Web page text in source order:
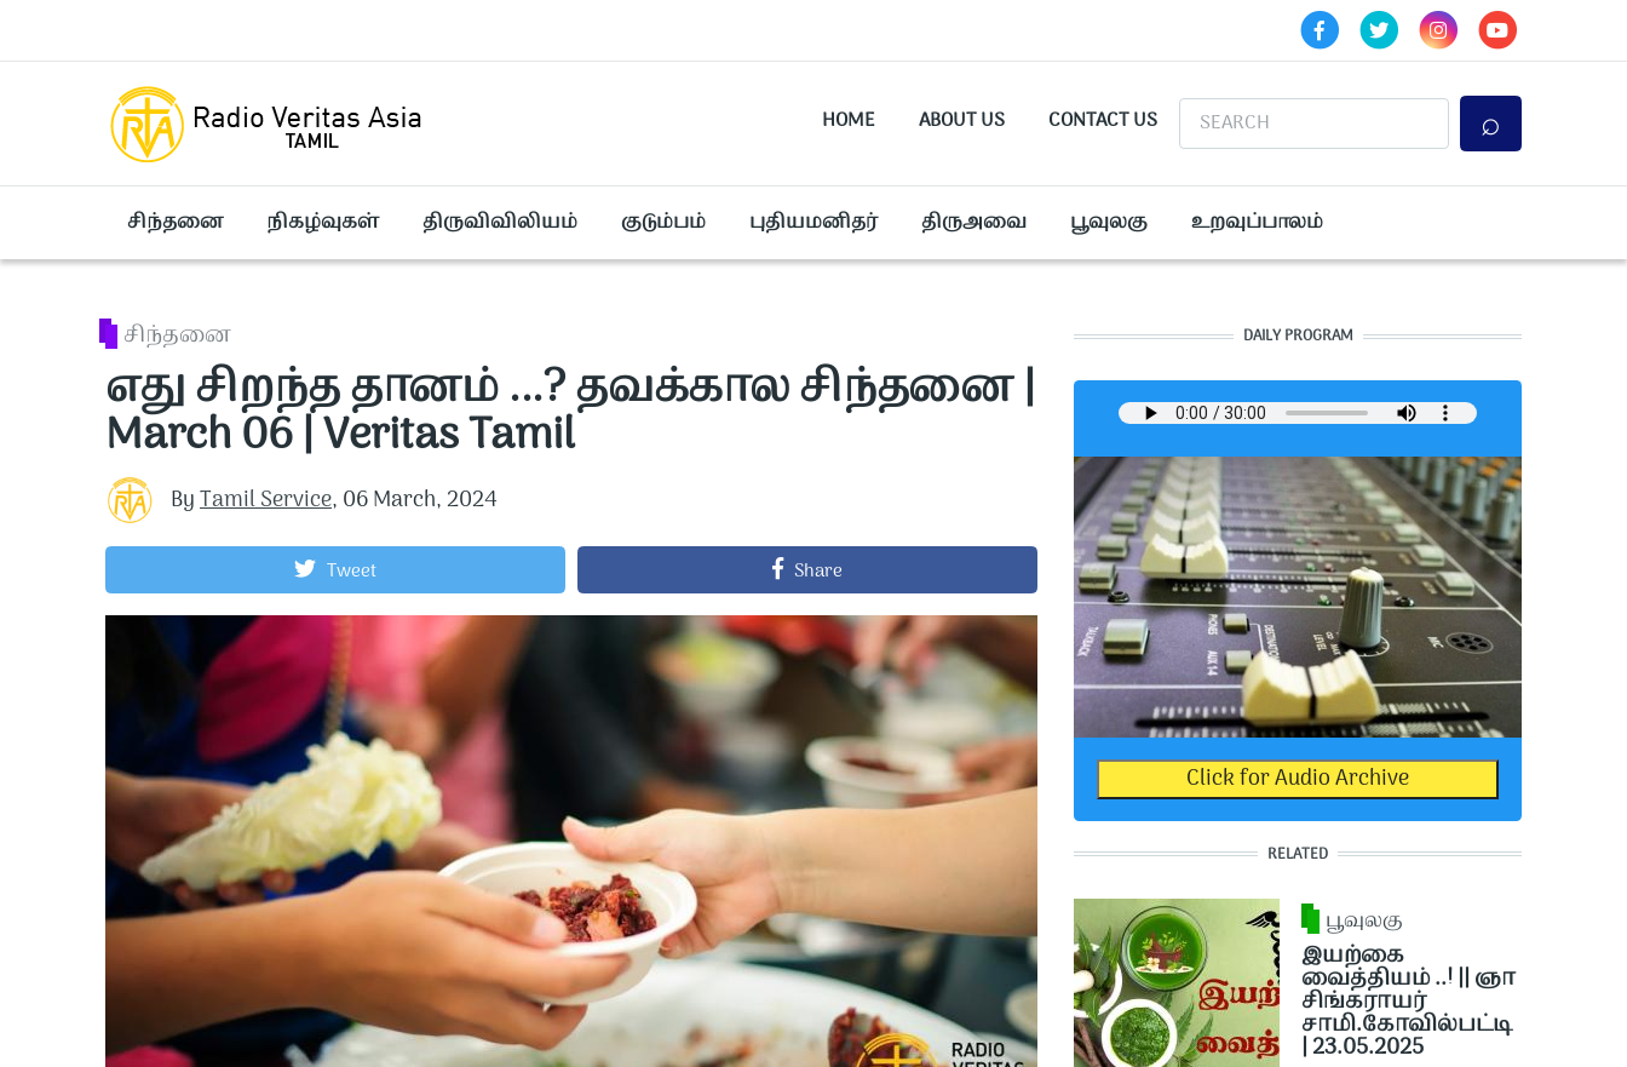
HOME ABOUT US CONTACT US Search
சிந்தனை நிகழ்வுகள் திருவிவிலியம் குடும்பம் புதியமனிதர் திருஅவை பூவுலகு உறவுப்பாலம்
சிந்தனை
எது சிறந்த தானம் ...? தவக்கால சிந்தனை |
March 06 | Veritas Tamil
ByTamil Service, 06 March, 2024
Tweet Share
DAILY PROGRAM
Click for Audio Archive
RELATED
பூவுலகு
இயற்கை
வைத்தியம் ..! || ஞா
சிங்கராயர்
சாமி.கோவில்பட்டி
| 23.05.2025